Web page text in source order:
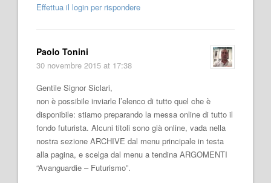
Effettua il login per rispondere
Paolo Tonini
30 novembre 2015 at 17:38
Gentile Signor Siclari,
non è possibile inviarle l’elenco di tutto quel che è
disponibile: stiamo preparando la messa online di tutto il
fondo futurista. Alcuni titoli sono già online, vada nella
nostra sezione ARCHIVE dal menu principale in testa
alla pagina, e scelga dal menu a tendina ARGOMENTI
“Avanguardie – Futurismo”.